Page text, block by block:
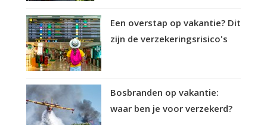
Een overstap op vakantie? Dit
zijn de verzekeringsrisico's
Bosbranden op vakantie:
waar ben je voor verzekerd?